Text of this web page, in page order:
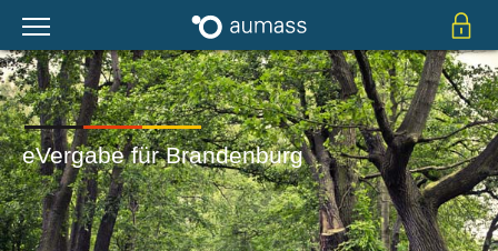
eVergabe für Brandenburg